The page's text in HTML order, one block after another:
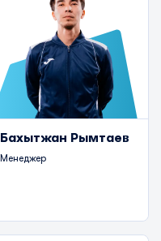
Бахытжан Рымтаев
Менеджер